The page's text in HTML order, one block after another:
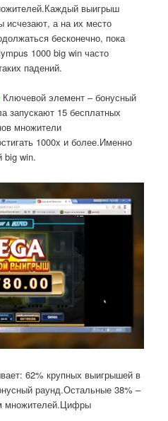
выигрыш
исчезают, а на их место
бесконечно, пока
1000 big win часто
падений.
Ключевой элемент – бонусный
запускают 15 бесплатных
множители
1000x и более.Именно
big win.
62% крупных выигрышей в
раунд.Остальные 38% –
множителей.Цифры